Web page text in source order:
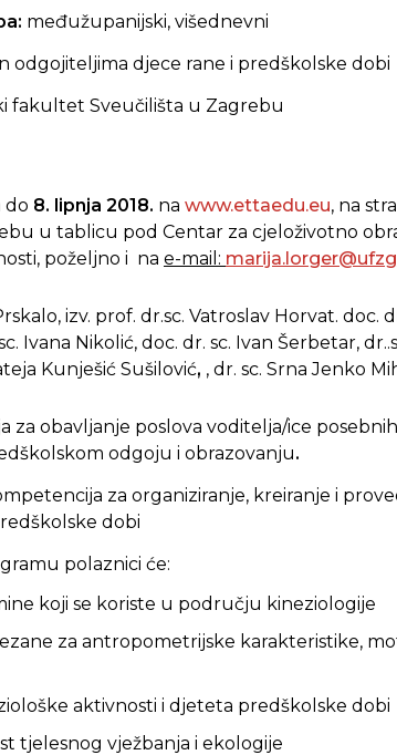
međužupanijski, višednevni
odgojiteljima djece rane i predškolske dobi
fakultet Sveučilišta u Zagrebu
do 8. lipnja 2018. na www.ettaedu.eu, na
u tablicu pod Centar za cjeloživotno
poželjno i na e-mail:
izv. prof. dr.sc. Vatroslav Horvat. doc.
Ivana Nikolić, doc. dr. sc. Ivan Šerbetar,
Kunješić Sušilović, , dr. sc. Srna Jenko
za obavljanje poslova voditelja/ice
odgoju i obrazovanju.
za organiziranje, kreiranje i
dobi
polaznici će:
koji se koriste u području kineziologije
za antropometrijske karakteristike,
aktivnosti i djeteta predškolske dobi
tjelesnog vježbanja i ekologije